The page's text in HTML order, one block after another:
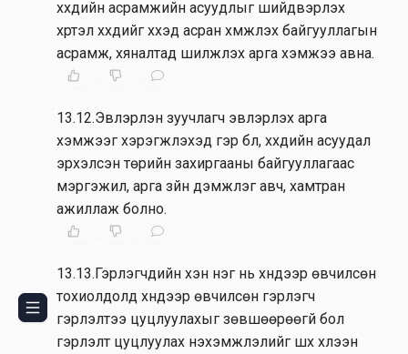
хүүхдийн асрамжийн асуудлыг шийдвэрлэх
хүртэл хүүхдийг хүүхэд асран хүмүүжүүлэх байгууллагын
асрамж, хяналтад шилжүүлэх арга хэмжээ авна.
13.12.Эвлэрүүлэн зуучлагч эвлэрүүлэх арга
хэмжээг хэрэгжүүлэхэд гэр бүл, хүүхдийн асуудал
эрхэлсэн төрийн захиргааны байгууллагаас
мэргэжил, арга зүйн дэмжлэг авч, хамтран
ажиллаж болно.
13.13.Гэрлэгчдийн хэн нэг нь хүндээр өвчилсөн
тохиолдолд хүндээр өвчилсөн гэрлэгч
гэрлэлтээ цуцлуулахыг зөвшөөрөөгүй бол
гэрлэлт цуцлуулах нэхэмжлэлийг шүүх хүлээн